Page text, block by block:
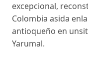
excepcional,
Colombia asida
antioqueño en
Yarumal.